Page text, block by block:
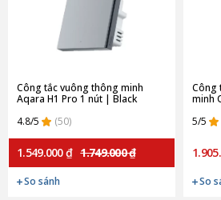
Công tắc vuông thông minh
Aqara H1 Pro 1 nút | Black
4.8/5
(50)
1.549.000 ₫ 1.749.000 ₫
So sánh
Công
minh
5/5
So